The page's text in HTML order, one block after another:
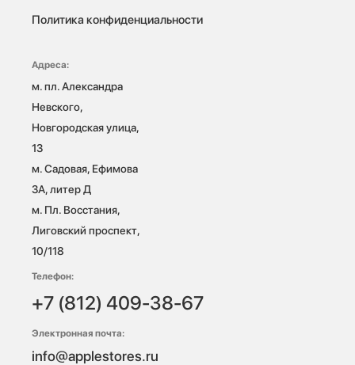
Политика конфиденциальности
Адреса:
м. пл. Александра
Невского,
Новгородская улица,
13
м. Садовая, Ефимова
3А, литер Д
м. Пл. Восстания,
Лиговский проспект,
10/118
Телефон:
+7 (812) 409-38-67
Электронная почта:
info@applestores.ru